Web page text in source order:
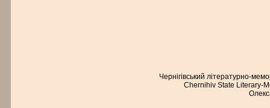
Чернігівський літературно-
Chernihiv State Literary-